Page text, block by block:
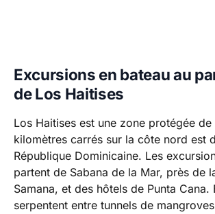
Excursions en bateau au
de Los Haitises
Los Haitises est une zone protégée
kilomètres carrés sur la côte nord est
République Dominicaine. Les
partent de Sabana de la Mar, près de
Samana, et des hôtels de Punta Cana.
serpentent entre tunnels de